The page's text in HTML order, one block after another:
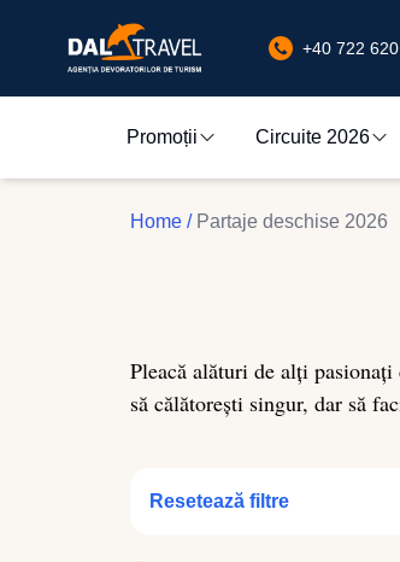
+40 722
Promoții Circuite 2026
Home / Partaje deschise 2026
Pleacă alături de alți
să călătorești singur, dar să
Resetează filtre